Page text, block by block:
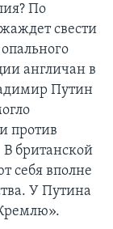
По
свести
англичан в
Путин
против
британской
себя вполне
У Путина